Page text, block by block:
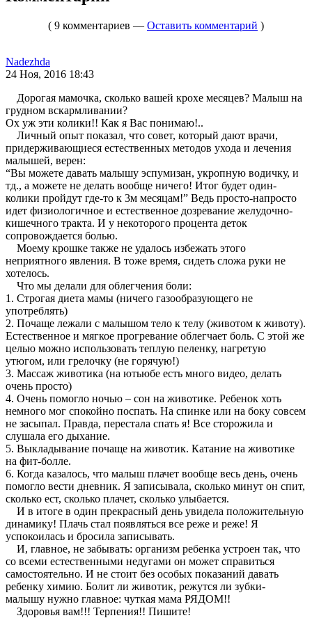
( 9 комментариев — Оставить комментарий )
Nadezhda
24 Ноя, 2016 18:43
Дорогая мамочка, сколько вашей крохе месяцев? Малыш на
грудном вскармливании?
Ох уж эти колики!! Как я Вас понимаю!..
Личный опыт показал, что совет, который дают врачи,
придерживающиеся естественных методов ухода и лечения
малышей, верен:
“Вы можете давать малышу эспумизан, укропную водичку, и
тд., а можете не делать вообще ничего! Итог будет один-
колики пройдут где-то к 3м месяцам!” Ведь просто-напросто
идет физиологичное и естественное дозревание желудочно-
кишечного тракта. И у некоторого процента деток
сопровождается болью.
Моему крошке также не удалось избежать этого
неприятного явления. В тоже время, сидеть сложа руки не
хотелось.
Что мы делали для облегчения боли:
1. Строгая диета мамы (ничего газообразующего не
употреблять)
2. Почаще лежали с малышом тело к телу (животом к животу).
Естественное и мягкое прогревание облегчает боль. С этой же
целью можно использовать теплую пеленку, нагретую
утюгом, или грелочку (не горячую!)
3. Массаж животика (на ютьюбе есть много видео, делать
очень просто)
4. Очень помогло ночью – сон на животике. Ребенок хоть
немного мог спокойно поспать. На спинке или на боку совсем
не засыпал. Правда, перестала спать я! Все сторожила и
слушала его дыхание.
5. Выкладывание почаще на животик. Катание на животике
на фит-болле.
6. Когда казалось, что малыш плачет вообще весь день, очень
помогло вести дневник. Я записывала, сколько минут он спит,
сколько ест, сколько плачет, сколько улыбается.
И в итоге в один прекрасный день увидела положительную
динамику! Плачь стал появляться все реже и реже! Я
успокоилась и бросила записывать.
И, главное, не забывать: организм ребенка устроен так, что
со всеми естественными недугами он может справиться
самостоятельно. И не стоит без особых показаний давать
ребенку химию. Болит ли животик, режутся ли зубки-
малышу нужно главное: чуткая мама РЯДОМ!!
Здоровья вам!!! Терпения!! Пишите!